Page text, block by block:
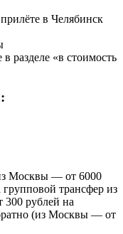
в Челябинск
разделе «в стоимость
Москвы — от 6000
трансфер из
300 рублей на
(из Москвы — от